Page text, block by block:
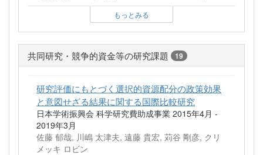
もっとみる
共同研究・競争的資金等の研究課題 19
研究評価にもとづく選択的資源配分の政策効果
と意図せざる結果に関する国際比較研究
日本学術振興会 科学研究費助成事業 2015年4月 -
2019年3月
佐藤 郁哉, 川嶋 太津夫, 遠藤 貴宏, 苅谷 剛彦, クリ
メッキ ロビン